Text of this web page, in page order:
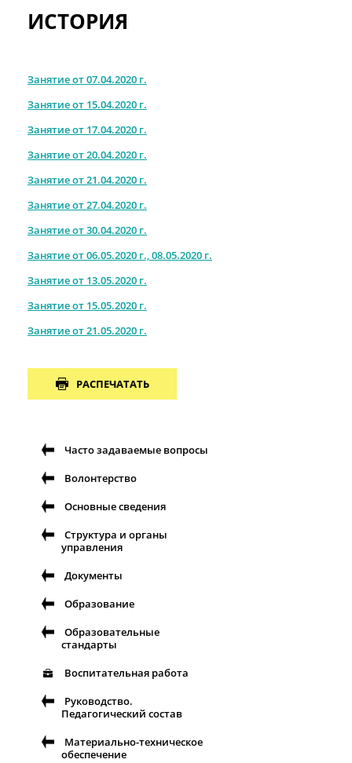
ИСТОРИЯ
Занятие от 07.04.2020 г.
Занятие от 15.04.2020 г.
Занятие от 17.04.2020 г.
Занятие от 20.04.2020 г.
Занятие от 21.04.2020 г.
Занятие от 27.04.2020 г.
Занятие от 30.04.2020 г.
Занятие от 06.05.2020 г., 08.05.2020 г.
Занятие от 13.05.2020 г.
Занятие от 15.05.2020 г.
Занятие от 21.05.2020 г.
РАСПЕЧАТАТЬ
Часто задаваемые вопросы
Волонтерство
Основные сведения
Структура и органы
управления
Документы
Образование
Образовательные
стандарты
Воспитательная работа
Руководство.
Педагогический состав
Материально-техническое
обеспечение